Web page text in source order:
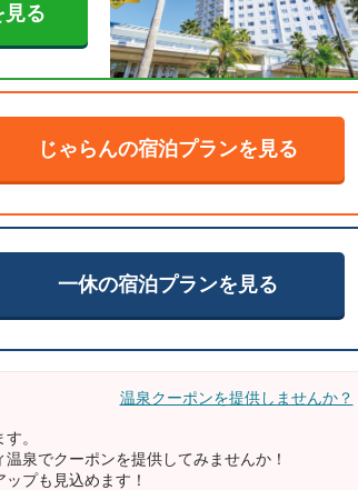
見る
じゃらんの宿泊プランを見る
一休の宿泊プランを見る
温泉クーポンを提供しませんか？
。
泉でクーポンを提供してみませんか！
プも見込めます！